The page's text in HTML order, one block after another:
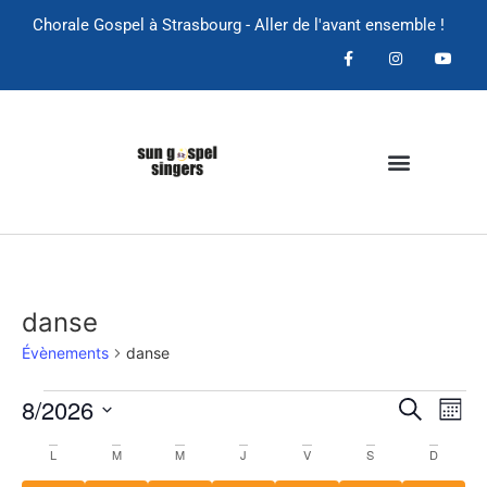
Chorale Gospel à Strasbourg - Aller de l'avant ensemble !
danse
Évènements danse
Recherche
Mois
8/2026
uneCalendrier
L M M J V S D